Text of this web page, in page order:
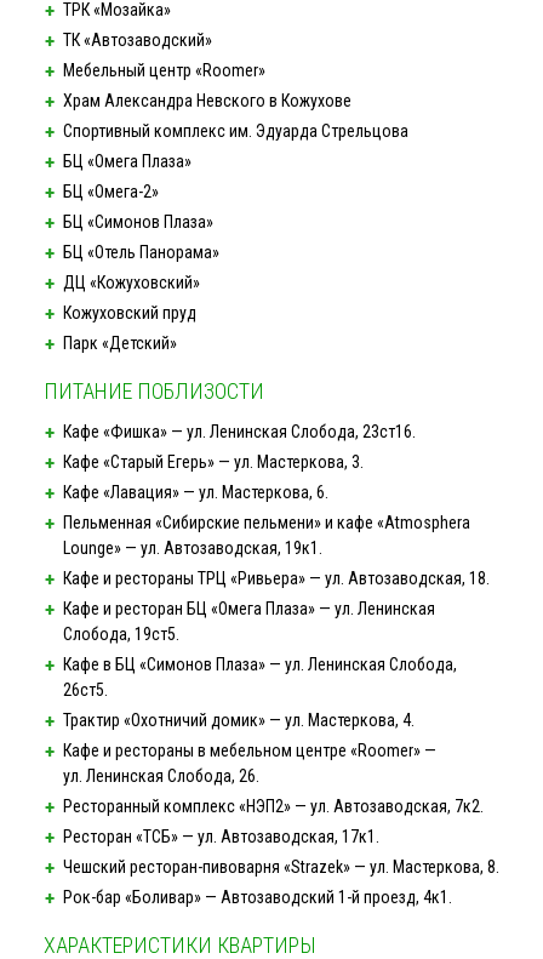
ТРК «Мозайка»
ТК «Автозаводский»
Мебельный центр «Roomer»
Храм Александра Невского в Кожухове
Спортивный комплекс им. Эдуарда Стрельцова
БЦ «Омега Плаза»
БЦ «Омега-2»
БЦ «Симонов Плаза»
БЦ «Отель Панорама»
ДЦ «Кожуховский»
Кожуховский пруд
Парк «Детский»
ПИТАНИЕ ПОБЛИЗОСТИ
Кафе «Фишка» — ул. Ленинская Слобода, 23ст16.
Кафе «Старый Егерь» — ул. Мастеркова, 3.
Кафе «Лавация» — ул. Мастеркова, 6.
Пельменная «Сибирские пельмени» и кафе «Atmosphera
Lounge» — ул. Автозаводская, 19к1.
Кафе и рестораны ТРЦ «Ривьера» — ул. Автозаводская, 18.
Кафе и ресторан БЦ «Омега Плаза» — ул. Ленинская
Слобода, 19ст5.
Кафе в БЦ «Симонов Плаза» — ул. Ленинская Слобода,
26ст5.
Трактир «Охотничий домик» — ул. Мастеркова, 4.
Кафе и рестораны в мебельном центре «Roomer» —
ул. Ленинская Слобода, 26.
Ресторанный комплекс «НЭП2» — ул. Автозаводская, 7к2.
Ресторан «ТСБ» — ул. Автозаводская, 17к1.
Чешский ресторан-пивоварня «Strazek» — ул. Мастеркова, 8.
Рок-бар «Боливар» — Автозаводский 1-й проезд, 4к1.
ХАРАКТЕРИСТИКИ КВАРТИРЫ